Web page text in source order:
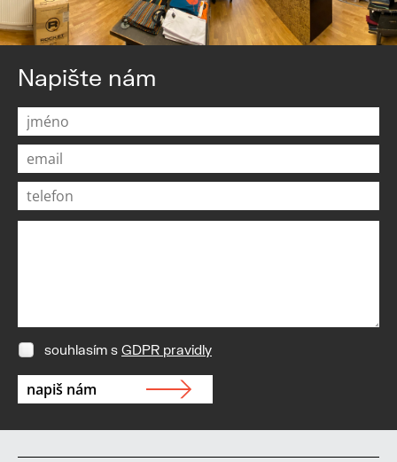
Napište nám
souhlasím s GDPR pravidly